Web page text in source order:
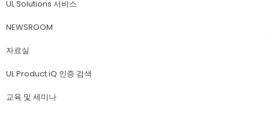
UL Solutions 서비스
NEWSROOM
자료실
UL Product iQ 인증 검색
교육 및 세미나